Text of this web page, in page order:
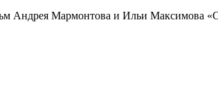
Андрея Мармонтова и Ильи Максимова